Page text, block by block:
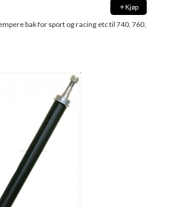
Kjøp
bak for sport og racing etc til 740, 760,